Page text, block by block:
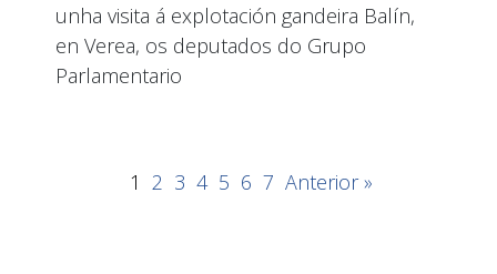
unha visita á explotación gandeira Balín,
en Verea, os deputados do Grupo
Parlamentario
1 2 3 4 5 6 7 Anterior »